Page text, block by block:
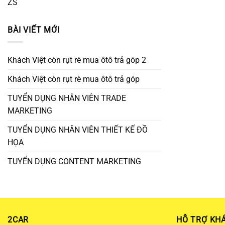
ZS
BÀI VIẾT MỚI
Khách Việt còn rụt rè mua ôtô trả góp 2
Khách Việt còn rụt rè mua ôtô trả góp
TUYỂN DỤNG NHÂN VIÊN TRADE
MARKETING
TUYỂN DỤNG NHÂN VIÊN THIẾT KẾ ĐỒ
HỌA
TUYỂN DỤNG CONTENT MARKETING
2CAR HỖ TRỢ